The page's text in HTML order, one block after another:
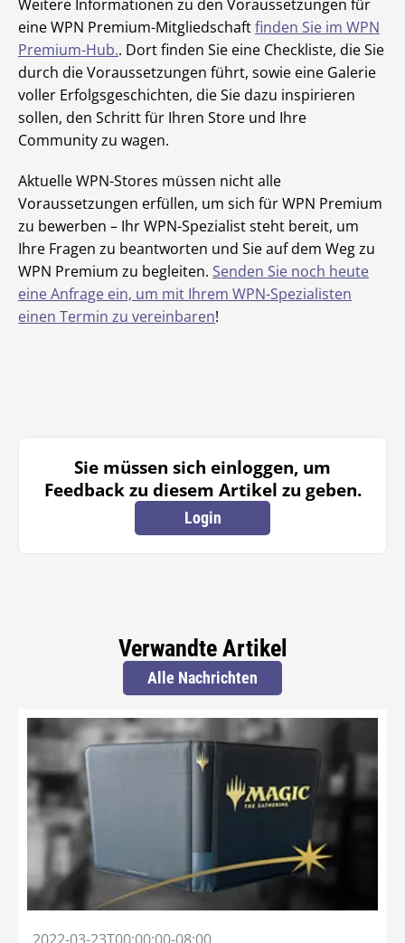
Weitere Informationen zu den Voraussetzungen für
eine WPN Premium-Mitgliedschaftfinden Sie im WPN
Premium-Hub.. Dort finden Sie eine Checkliste, die Sie
durch die Voraussetzungen führt, sowie eine Galerie
voller Erfolgsgeschichten, die Sie dazu inspirieren
sollen, den Schritt für Ihren Store und Ihre
Community zu wagen.
Aktuelle WPN-Stores müssen nicht alle
Voraussetzungen erfüllen, um sich für WPN Premium
zu bewerben – Ihr WPN-Spezialist steht bereit, um
Ihre Fragen zu beantworten und Sie auf dem Weg zu
WPN Premium zu begleiten. Senden Sie noch heute
eine Anfrage ein, um mit Ihrem WPN-Spezialisten
einen Termin zu vereinbaren!
Sie müssen sich einloggen, um
Feedback zu diesem Artikel zu geben.
Login
Verwandte Artikel
Alle Nachrichten